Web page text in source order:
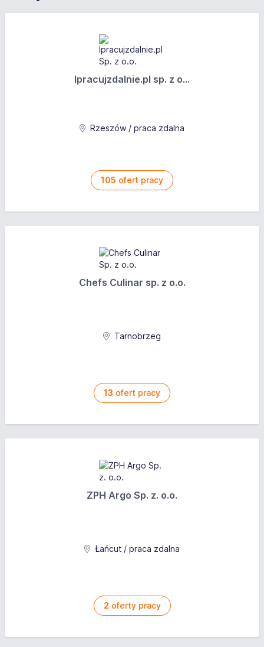
Ipracujzdalnie.pl sp. z o...
Rzeszów / praca zdalna
105 ofert pracy
Chefs Culinar sp. z o.o.
Tarnobrzeg
13 ofert pracy
ZPH Argo Sp. z. o.o.
Łańcut / praca zdalna
2 oferty pracy